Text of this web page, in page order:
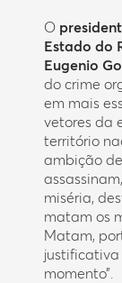
O
Estado do
Eugenio
do crime
em mais
vetores da
território
ambição
miséria,
matam os
Matam,
justificativa
momento”.